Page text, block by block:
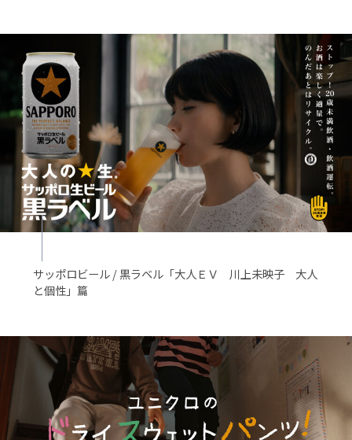
サッポロビール / 黒ラベル「大人ＥＶ 川上未映子 大人
と個性」篇